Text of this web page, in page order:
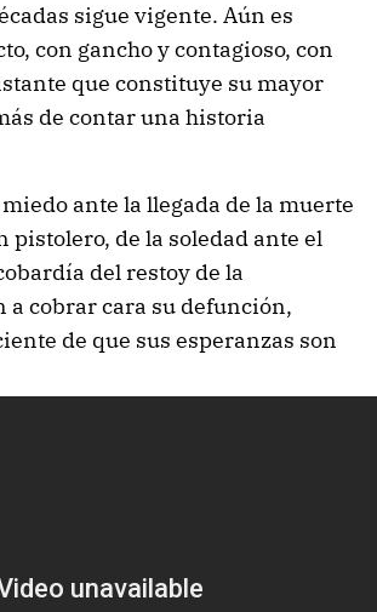
sigue vigente. Aún es
con gancho y contagioso, con
que constituye su mayor
de contar una historia
ante la llegada de la muerte
pistolero, de la soledad ante el
del restoy de la
cobrar cara su defunción,
de que sus esperanzas son